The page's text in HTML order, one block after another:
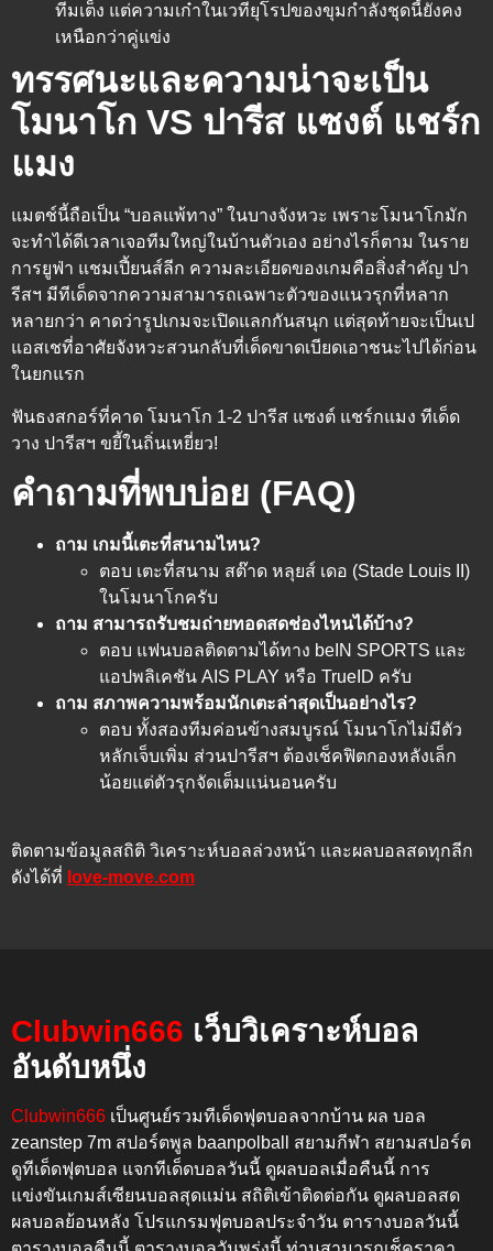
ทีมเต็ง แต่ความเก๋าในเวทียุโรปของขุมกำลังชุดนี้ยังคง
เหนือกว่าคู่แข่ง
ทรรศนะและความน่าจะเป็น
โมนาโก VS ปารีส แซงต์ แชร์ก
แมง
แมตช์นี้ถือเป็น “บอลแพ้ทาง” ในบางจังหวะ เพราะโมนาโกมัก
จะทำได้ดีเวลาเจอทีมใหญ่ในบ้านตัวเอง อย่างไรก็ตาม ในราย
การยูฟ่า แชมเปี้ยนส์ลีก ความละเอียดของเกมคือสิ่งสำคัญ ปา
รีสฯ มีทีเด็ดจากความสามารถเฉพาะตัวของแนวรุกที่หลาก
หลายกว่า คาดว่ารูปเกมจะเปิดแลกกันสนุก แต่สุดท้ายจะเป็นเป
แอสเชที่อาศัยจังหวะสวนกลับที่เด็ดขาดเบียดเอาชนะไปได้ก่อน
ในยกแรก
ฟันธงสกอร์ที่คาด โมนาโก 1-2 ปารีส แซงต์ แชร์กแมง ทีเด็ด
วาง ปารีสฯ ขยี้ในถิ่นเหยี่ยว!
คำถามที่พบบ่อย (FAQ)
ถาม เกมนี้เตะที่สนามไหน?
ตอบ เตะที่สนาม สต๊าด หลุยส์ เดอ (Stade Louis II)
ในโมนาโกครับ
ถาม สามารถรับชมถ่ายทอดสดช่องไหนได้บ้าง?
ตอบ แฟนบอลติดตามได้ทาง beIN SPORTS และ
แอปพลิเคชัน AIS PLAY หรือ TrueID ครับ
ถาม สภาพความพร้อมนักเตะล่าสุดเป็นอย่างไร?
ตอบ ทั้งสองทีมค่อนข้างสมบูรณ์ โมนาโกไม่มีตัว
หลักเจ็บเพิ่ม ส่วนปารีสฯ ต้องเช็คฟิตกองหลังเล็ก
น้อยแต่ตัวรุกจัดเต็มแน่นอนครับ
ติดตามข้อมูลสถิติ วิเคราะห์บอลล่วงหน้า และผลบอลสดทุกลีก
ดังได้ที่ love-move.com
Clubwin666 เว็บวิเคราะห์บอล
อันดับหนึ่ง
Clubwin666 เป็นศูนย์รวมทีเด็ดฟุตบอลจากบ้าน ผล บอล
zeanstep 7m สปอร์ตพูล baanpolball สยามกีฬา สยามสปอร์ต
ดูทีเด็ดฟุตบอล แจกทีเด็ดบอลวันนี้ ดูผลบอลเมื่อคืนนี้ การ
แข่งขันเกมส์เซียนบอลสุดแม่น สถิติเข้าติดต่อกัน ดูผลบอลสด
ผลบอลย้อนหลัง โปรแกรมฟุตบอลประจำวัน ตารางบอลวันนี้